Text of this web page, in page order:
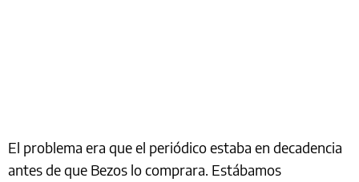
El problema era que el periódico estaba en decadencia
antes de que Bezos lo comprara. Estábamos